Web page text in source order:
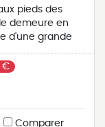
:
pieds des
demeure en
d'une grande
un
piscine et
être
€
Comparer